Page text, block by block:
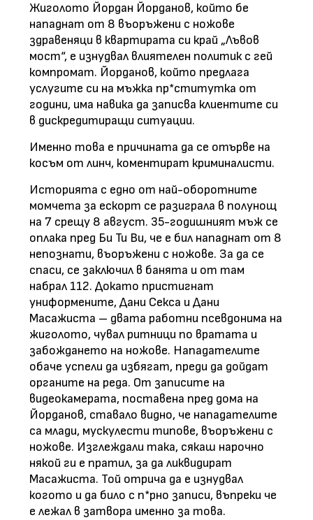
Жиголото Йордан Йорданов, който бе
нападнат от 8 въоръжени с ножове
здравеняци в квартирата си край „Лъвов
мост“, е изнудвал влиятелен политик с гей
компромат. Йорданов, който предлага
услугите си на мъжка пр*ститутка от
години, има навика да записва клиентите си
в дискредитиращи ситуации.
Именно това е причината да се отърве на
косъм от линч, коментират криминалисти.
Историята с едно от най-оборотните
момчета за ескорт се разиграла в полунощ
на 7 срещу 8 август. 35-годишният мъж се
оплака пред Би Ти Ви, че е бил нападнат от 8
непознати, въоръжени с ножове. За да се
спаси, се заключил в банята и от там
набрал 112. Докато пристигнат
униформените, Дани Секса и Дани
Масажиста – двата работни псевдонима на
жиголото, чувал ритници по вратата и
забождането на ножове. Нападателите
обаче успели да избягат, преди да дойдат
органите на реда. От записите на
видеокамерата, поставена пред дома на
Йорданов, ставало видно, че нападателите
са млади, мускулести типове, въоръжени с
ножове. Изглеждали така, сякаш нарочно
някой ги е пратил, за да ликвидират
Масажиста. Той отрича да е изнудвал
когото и да било с п*рно записи, въпреки че
е лежал в затвора именно за това.